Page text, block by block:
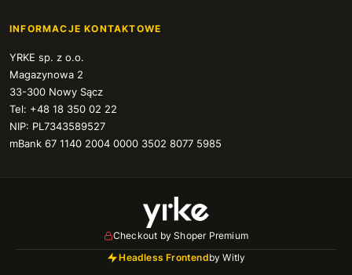
INFORMACJE KONTAKTOWE
YRKE sp. z o.o.
Magazynowa 2
33-300 Nowy Sącz
Tel: +48 18 350 02 22
NIP: PL7343589527
mBank 67 1140 2004 0000 3502 8077 5985
Checkout by Shoper Premium
Headless Frontendby Witly